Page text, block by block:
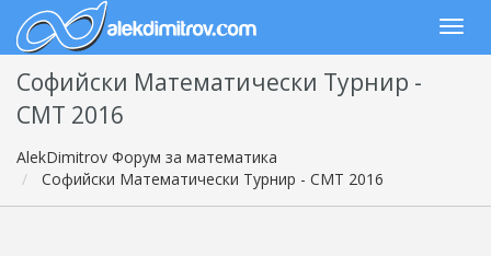
Софийски Математически Турнир -
СМТ 2016
AlekDimitrov Форум за математика
Софийски Математически Турнир - СМТ 2016